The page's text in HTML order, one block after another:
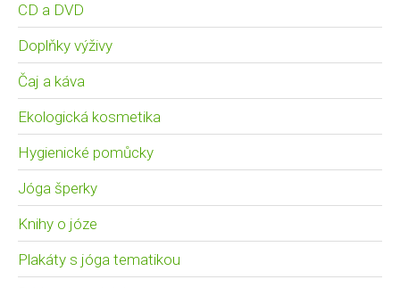
CD a DVD
Doplňky výživy
Čaj a káva
Ekologická kosmetika
Hygienické pomůcky
Jóga šperky
Knihy o józe
Plakáty s jóga tematikou